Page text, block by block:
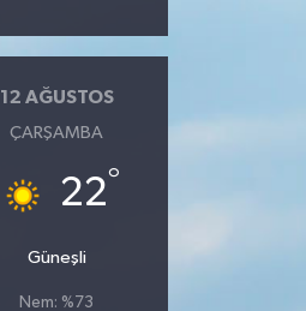
12 AĞUSTOS
ÇARŞAMBA
22°
Güneşli
Nem: %73